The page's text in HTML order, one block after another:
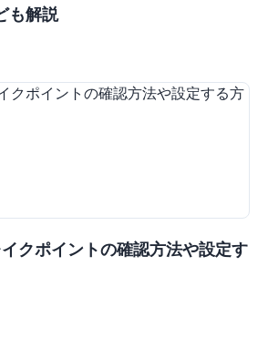
も解説
クポイントの確認方法や設定す